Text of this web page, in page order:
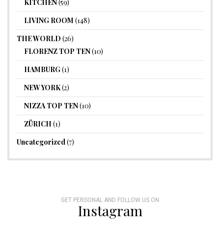
KITCHEN(59)
LIVING ROOM (148)
THE WORLD (26)
FLORENZ TOP TEN(10)
HAMBURG(1)
NEW YORK(2)
NIZZA TOP TEN(10)
ZÜRICH (1)
Uncategorized(7)
GET PERSONAL AND FOLLOW US ON
Instagram